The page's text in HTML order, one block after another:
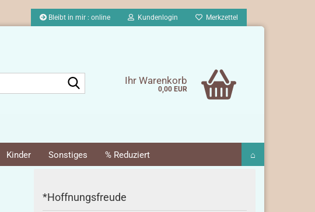
Bleibt in mir : online Kundenlogin Merkzettel
Ihr Warenkorb
0,00 EUR
Kinder Sonstiges % Reduziert ⌂
*Hoffnungsfreude